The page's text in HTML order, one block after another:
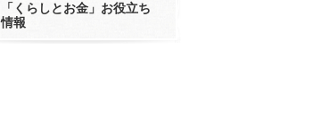
「くらしとお金」お役立ち
情報